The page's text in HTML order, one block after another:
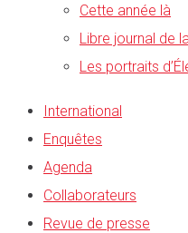
Cette année là
Libre journal de
Les portraits
International
Enquêtes
Agenda
Collaborateurs
Revue de presse